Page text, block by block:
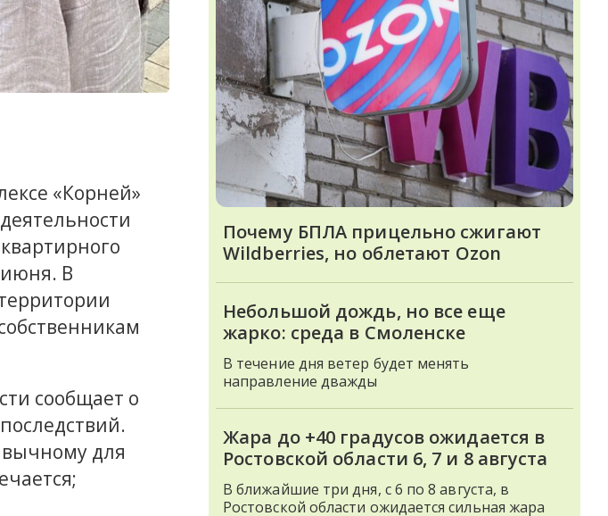
«Корней»
В
сообщает о
для
Почему БПЛА прицельно сжигают
Wildberries, но облетают Ozon
Небольшой дождь, но все еще
жарко: среда в Смоленске
В течение дня ветер будет менять
направление дважды
Жара до +40 градусов ожидается в
Ростовской области 6, 7 и 8 августа
В ближайшие три дня, с 6 по 8 августа, в
Ростовской области ожидается сильная жара